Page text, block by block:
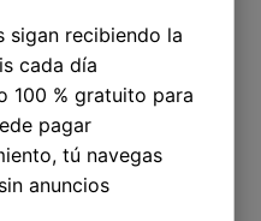
que seguir confiando
conducirá a esa
sigan recibiendo la
cada día
100 % gratuito para
pagar
tú navegas
anuncios